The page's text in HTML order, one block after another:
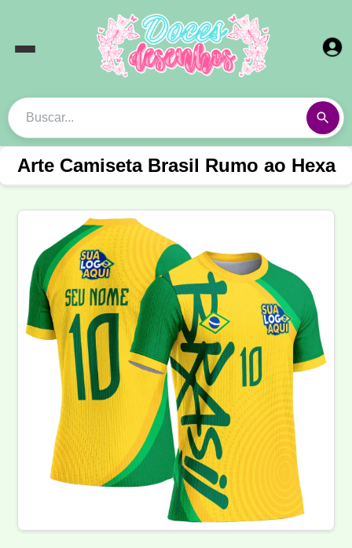
Arte Camiseta Brasil Rumo ao Hexa